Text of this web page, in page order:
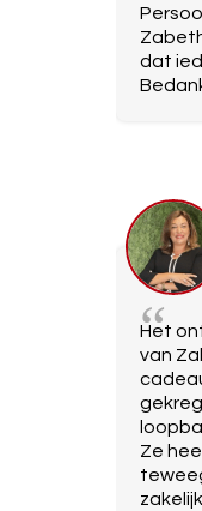
dat
Het
van
Ze